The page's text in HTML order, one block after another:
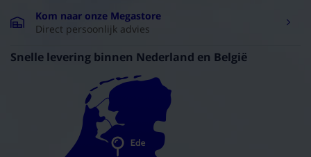
Kom naar onze Megastore
Direct persoonlijk advies
Snelle levering binnen Nederland en België